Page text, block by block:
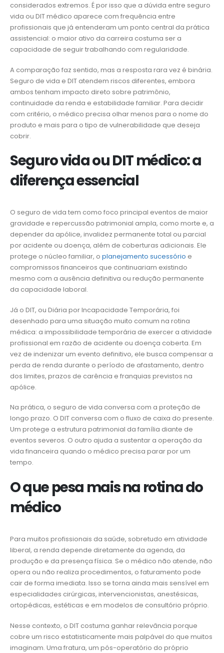
considerados extremos. É por isso que a dúvida entre seguro
vida ou DIT médico aparece com frequência entre
profissionais que já entenderam um ponto central da prática
assistencial: o maior ativo da carreira costuma ser a
capacidade de seguir trabalhando com regularidade.
A comparação faz sentido, mas a resposta rara vez é binária.
Seguro de vida e DIT atendem riscos diferentes, embora
ambos tenham impacto direto sobre patrimônio,
continuidade da renda e estabilidade familiar. Para decidir
com critério, o médico precisa olhar menos para o nome do
produto e mais para o tipo de vulnerabilidade que deseja
cobrir.
Seguro vida ou DIT médico: a
diferença essencial
O seguro de vida tem como foco principal eventos de maior
gravidade e repercussão patrimonial ampla, como morte e, a
depender da apólice, invalidez permanente total ou parcial
por acidente ou doença, além de coberturas adicionais. Ele
protege o núcleo familiar, o planejamento sucessório e
compromissos financeiros que continuariam existindo
mesmo com a ausência definitiva ou redução permanente
da capacidade laboral.
Já o DIT, ou Diária por Incapacidade Temporária, foi
desenhado para uma situação muito comum na rotina
médica: a impossibilidade temporária de exercer a atividade
profissional em razão de acidente ou doença coberta. Em
vez de indenizar um evento definitivo, ele busca compensar a
perda de renda durante o período de afastamento, dentro
dos limites, prazos de carência e franquias previstos na
apólice.
Na prática, o seguro de vida conversa com a proteção de
longo prazo. O DIT conversa com o fluxo de caixa do presente.
Um protege a estrutura patrimonial da família diante de
eventos severos. O outro ajuda a sustentar a operação da
vida financeira quando o médico precisa parar por um
tempo.
O que pesa mais na rotina do
médico
Para muitos profissionais da saúde, sobretudo em atividade
liberal, a renda depende diretamente da agenda, da
produção e da presença física. Se o médico não atende, não
opera ou não realiza procedimentos, o faturamento pode
cair de forma imediata. Isso se torna ainda mais sensível em
especialidades cirúrgicas, intervencionistas, anestésicas,
ortopédicas, estéticas e em modelos de consultório próprio.
Nesse contexto, o DIT costuma ganhar relevância porque
cobre um risco estatisticamente mais palpável do que muitos
imaginam. Uma fratura, um pós-operatório do próprio